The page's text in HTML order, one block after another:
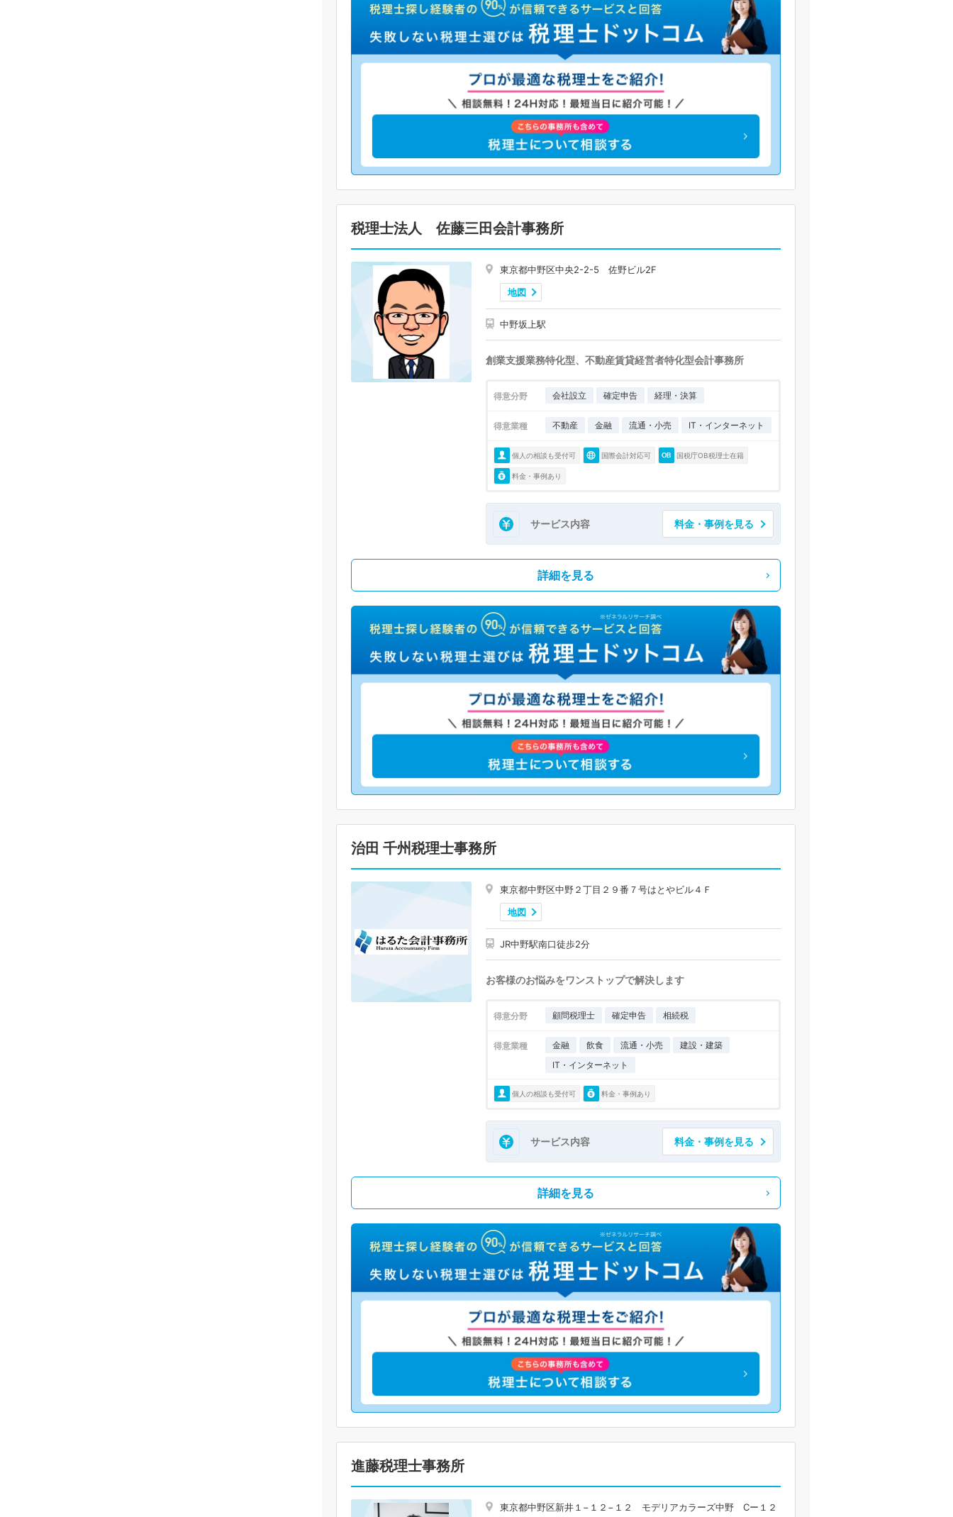
税理士法人 佐藤三田会計事務所
東京都中野区中央2-2-5 佐野ビル2F
地図
中野坂上駅
創業支援業務特化型、不動産賃貸経営者特化型会計事務所
得意分野 会社設立 確定申告 経理・決算
得意業種 不動産 金融 流通・小売 IT・インターネット
個人の相談も受付可 国際会計対応可 国税庁OB税理士在籍
料金・事例あり
サービス内容 料金・事例を見る
詳細を見る
治田 千州税理士事務所
東京都中野区中野２丁目２９番７号はとやビル４Ｆ
地図
JR中野駅南口徒歩2分
お客様のお悩みをワンストップで解決します
得意分野 顧問税理士 確定申告 相続税
得意業種 金融 飲食 流通・小売
建設・建築
IT・インターネット
個人の相談も受付可 料金・事例あり
サービス内容 料金・事例を見る
詳細を見る
進藤税理士事務所
東京都中野区新井１−１２−１２ モデリアカラーズ中野 Cー１２